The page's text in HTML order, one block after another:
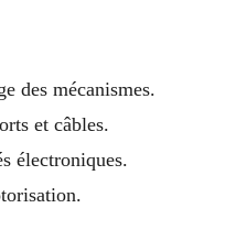
des mécanismes.
et câbles.
électroniques.